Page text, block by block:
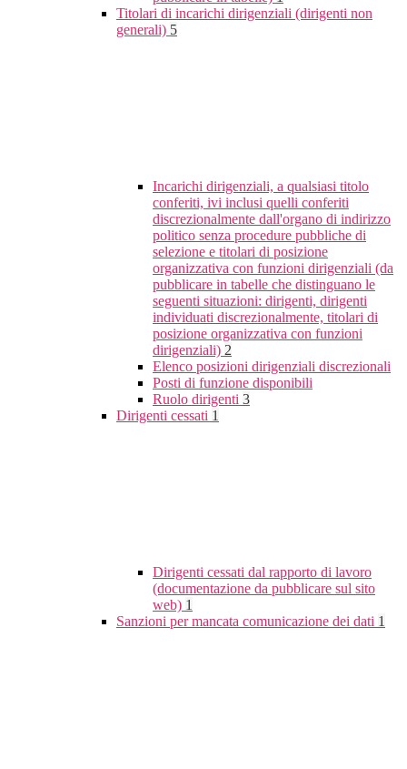
Titolari di incarichi dirigenziali (dirigenti non
generali) 5
Incarichi dirigenziali, a qualsiasi titolo
conferiti, ivi inclusi quelli conferiti
discrezionalmente dall'organo di indirizzo
politico senza procedure pubbliche di
selezione e titolari di posizione
organizzativa con funzioni dirigenziali (da
pubblicare in tabelle che distinguano le
seguenti situazioni: dirigenti, dirigenti
individuati discrezionalmente, titolari di
posizione organizzativa con funzioni
dirigenziali) 2
Elenco posizioni dirigenziali discrezionali
Posti di funzione disponibili
Ruolo dirigenti 3
Dirigenti cessati 1
Dirigenti cessati dal rapporto di lavoro
(documentazione da pubblicare sul sito
web) 1
Sanzioni per mancata comunicazione dei dati 1